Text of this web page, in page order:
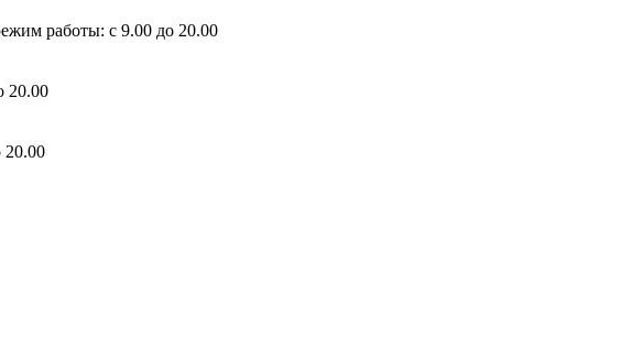
работы: с 9.00 до 20.00
20.00
20.00